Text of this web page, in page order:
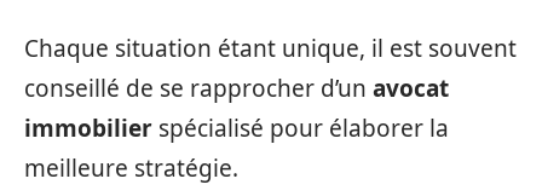
Chaque situation étant unique, il est souvent
conseillé de se rapprocher d’un avocat
immobilier spécialisé pour élaborer la
meilleure stratégie.